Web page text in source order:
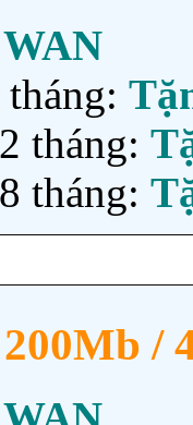
tháng:
tháng:
200Mb /